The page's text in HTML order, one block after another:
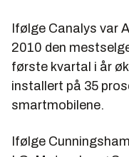
Ifølge Canalys var
2010 den
første kvartal i år
installert på 35
smartmobilene.
Ifølge